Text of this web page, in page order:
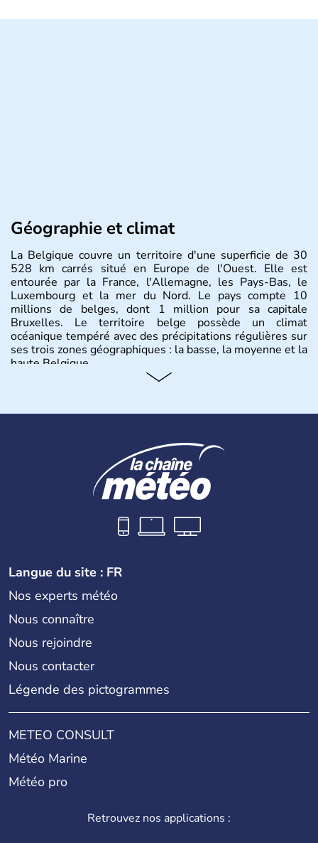
Géographie et climat
La Belgique couvre un territoire d'une superficie de 30
528 km carrés situé en Europe de l'Ouest. Elle est
entourée par la France, l'Allemagne, les Pays-Bas, le
Luxembourg et la mer du Nord. Le pays compte 10
millions de belges, dont 1 million pour sa capitale
Bruxelles. Le territoire belge possède un climat
océanique tempéré avec des précipitations régulières sur
ses trois zones géographiques : la basse, la moyenne et la
haute Belgique.
L'origine du territoire de la Belgique et de son nom
effectuée par Jules César : les Gaulois, les Aquitains et
les Belges. Décrite comme la nation la plus brave par le
général romain, la Belgique a été divisée en deux pays
jusqu'en 1795 : les Pays-Bas du Sud et la principauté de
Liège. Il faut attendre jusqu'en 1980 pour qu'elle
devienne un Etat fédéral reconnu par la constitution de
Langue du site : FR
Nos experts météo
Nous connaître
Nous rejoindre
Nous contacter
Légende des pictogrammes
METEO CONSULT
Météo Marine
Météo pro
Retrouvez nos applications :